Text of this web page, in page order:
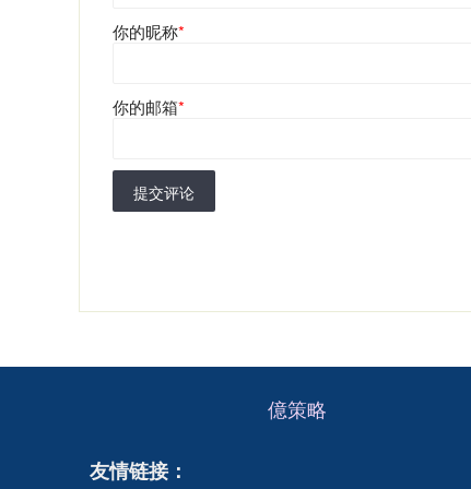
你的昵称*
你的邮箱*
提交评论
億策略
友情链接：